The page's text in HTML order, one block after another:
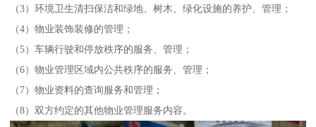
（3）环境卫生清扫保洁和绿地、树木、绿化设施的养护、管理；
（4）物业装饰装修的管理；
（5）车辆行驶和停放秩序的服务、管理；
（6）物业管理区域内公共秩序的服务、管理；
（7）物业资料的查询服务和管理；
（8）双方约定的其他物业管理服务内容。